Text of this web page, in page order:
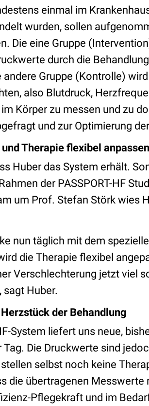
einmal im
wurden, sollen
Die eine Gruppe
durch die
andere Gruppe (Kontrolle)
also Blutdruck,
Körper zu messen und zu
und zur Optimierung
Therapie flexibel anpassen
Huber das System erhält.
der PASSPORT-HF
um Prof. Stefan Störk wies
nun täglich mit dem
die Therapie flexibel
Verschlechterung jetzt viel
sagt Huber.
der Behandlung
System liefert uns neue,
Die Druckwerte sind
selbst noch keine
die übertragenen
Pflegekraft und im